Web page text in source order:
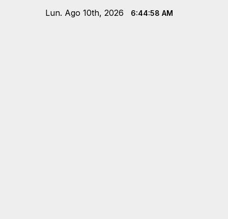
Lun. Ago 10th, 2026 6:44:59 AM